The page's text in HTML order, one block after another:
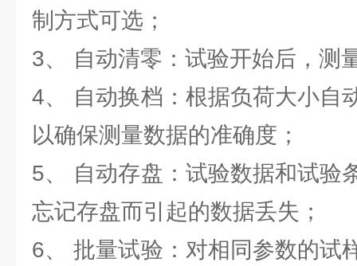
制方式可选；
3、 自动清零：试验开始后，测
4、 自动换档：根据负荷大小自
以确保测量数据的准确度；
5、 自动存盘：试验数据和试验
忘记存盘而引起的数据丢失；
6、 批量试验：对相同参数的试